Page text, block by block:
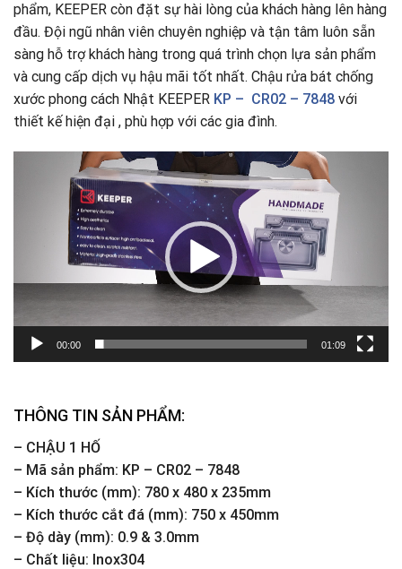
phẩm, KEEPER còn đặt sự hài lòng của khách hàng lên hàng
đầu. Đội ngũ nhân viên chuyên nghiệp và tận tâm luôn sẵn
sàng hỗ trợ khách hàng trong quá trình chọn lựa sản phẩm
và cung cấp dịch vụ hậu mãi tốt nhất. Chậu rửa bát chống
xước phong cách Nhật KEEPER KP – CR02 – 7848 với
thiết kế hiện đại , phù hợp với các gia đình.
00:00 01:09
THÔNG TIN SẢN PHẨM:
– CHẬU 1 HỐ
– Mã sản phẩm: KP – CR02 – 7848
– Kích thước (mm): 780 x 480 x 235mm
– Kích thước cắt đá (mm): 750 x 450mm
– Độ dày (mm): 0.9 & 3.0mm
– Chất liệu: Inox304